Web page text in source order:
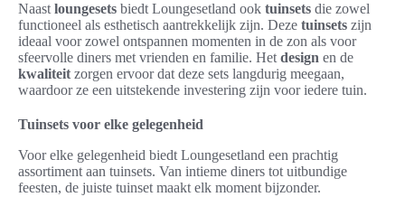
Naast loungesets biedt Loungesetland ook tuinsets die zowel
functioneel als esthetisch aantrekkelijk zijn. Deze tuinsets zijn
ideaal voor zowel ontspannen momenten in de zon als voor
sfeervolle diners met vrienden en familie. Het design en de
kwaliteit zorgen ervoor dat deze sets langdurig meegaan,
waardoor ze een uitstekende investering zijn voor iedere tuin.
Tuinsets voor elke gelegenheid
Voor elke gelegenheid biedt Loungesetland een prachtig
assortiment aan tuinsets. Van intieme diners tot uitbundige
feesten, de juiste tuinset maakt elk moment bijzonder.